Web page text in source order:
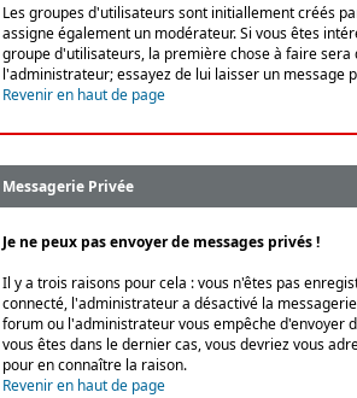
Les groupes d'utilisateurs sont initiallement créés
assigne également un modérateur. Si vous êtes
groupe d'utilisateurs, la première chose à faire sera
l'administrateur; essayez de lui laisser un message
Revenir en haut de page
Messagerie Privée
Je ne peux pas envoyer de messages privés !
Il y a trois raisons pour cela : vous n'êtes pas
connecté, l'administrateur a désactivé la
forum ou l'administrateur vous empêche d'envoyer
vous êtes dans le dernier cas, vous devriez vous
pour en connaître la raison.
Revenir en haut de page